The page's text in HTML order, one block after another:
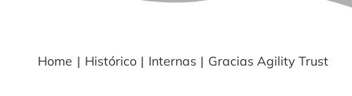
Home Histórico Internas Gracias Agility Trust